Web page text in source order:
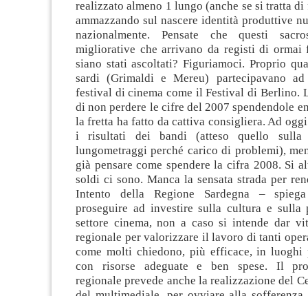
realizzato almeno 1 lungo (anche se si tratta
ammazzando sul nascere identità produttive
nazionalmente. Pensate che questi
migliorative che arrivano da registi di ormai
siano stati ascoltati? Figuriamoci. Proprio
sardi (Grimaldi e Mereu) partecipavano
festival di cinema come il Festival di Berlino.
di non perdere le cifre del 2007 spendendole
la fretta ha fatto da cattiva consigliera. Ad
i risultati dei bandi (atteso quello sulla
lungometraggi perché carico di problemi),
già pensare come spendere la cifra 2008. Si
soldi ci sono. Manca la sensata strada per
Intento della Regione Sardegna –
proseguire ad investire sulla cultura e sulla
settore cinema, non a caso si intende dar
regionale per valorizzare il lavoro di tanti
come molti chiedono, più efficace, in luoghi
con risorse adeguate e ben spese. Il
regionale prevede anche la realizzazione del